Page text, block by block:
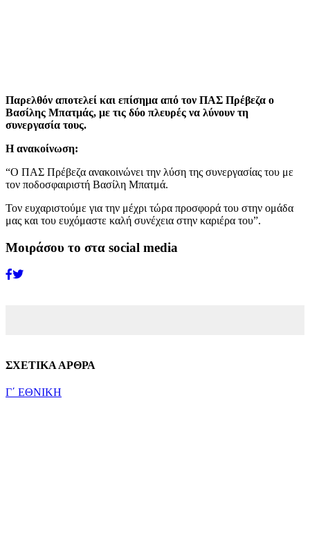
Παρελθόν αποτελεί και επίσημα από τον ΠΑΣ Πρέβεζα ο
Βασίλης Μπατμάς, με τις δύο πλευρές να λύνουν τη
συνεργασία τους.
Η ανακοίνωση:
“Ο ΠΑΣ Πρέβεζα ανακοινώνει την λύση της συνεργασίας του με
τον ποδοσφαιριστή Βασίλη Μπατμά.
Τον ευχαριστούμε για την μέχρι τώρα προσφορά του στην ομάδα
μας και του ευχόμαστε καλή συνέχεια στην καριέρα του”.
Μοιράσου το στα social media
ΣΧΕΤΙΚΑ ΑΡΘΡΑ
Γ΄ ΕΘΝΙΚΗ